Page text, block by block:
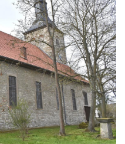
© Clemens Köhler